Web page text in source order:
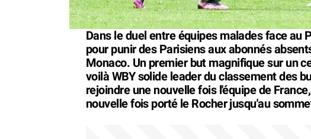
Dans le duel entre équipes malades face au
pour punir des Parisiens aux abonnés
Monaco. Un premier but magnifique sur un
voilà WBY solide leader du classement des
rejoindre une nouvelle fois l'équipe de
nouvelle fois porté le Rocher jusqu'au